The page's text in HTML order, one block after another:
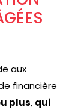
aux
financière
plus, qui